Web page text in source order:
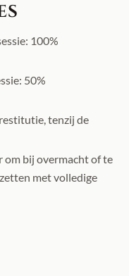
100%
50%
tenzij de
om bij overmacht of te
met volledige